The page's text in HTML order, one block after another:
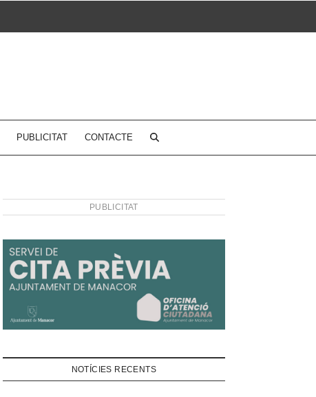
PUBLICITAT CONTACTE
PUBLICITAT
NOTÍCIES RECENTS